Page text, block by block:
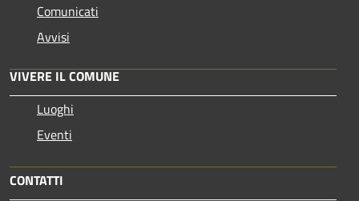
Comunicati
Avvisi
VIVERE IL COMUNE
Luoghi
Eventi
CONTATTI